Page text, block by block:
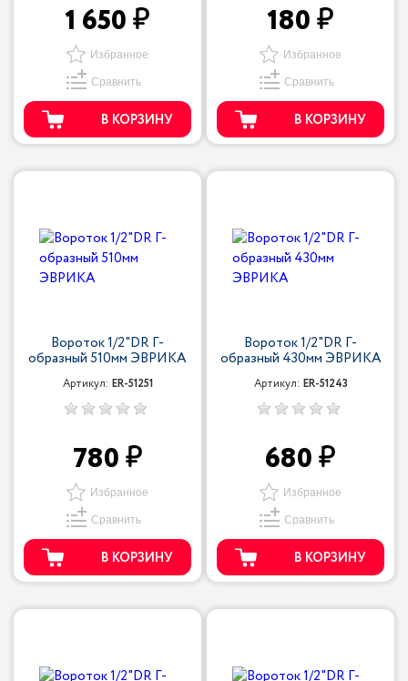
1 650
Избранное
Сравнить
В КОРЗИНУ
180
Избранное
Сравнить
В КОРЗИНУ
Вороток 1/2"DR Г-
образный 510мм ЭВРИКА
Артикул: ER-51251
780
Избранное
Сравнить
В КОРЗИНУ
Вороток 1/2"DR Г-
образный 430мм ЭВРИКА
Артикул: ER-51243
680
Избранное
Сравнить
В КОРЗИНУ